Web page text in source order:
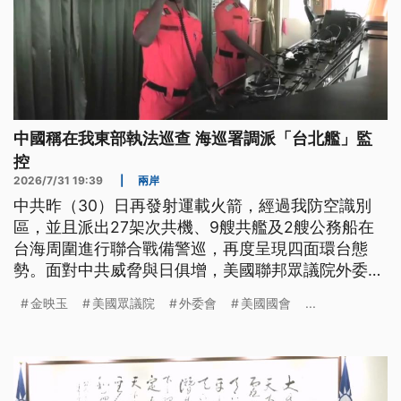
中國稱在我東部執法巡查 海巡署調派「台北艦」監
控
2026/7/31 19:39 兩岸
中共昨（30）日再發射運載火箭，經過我防空識別
區，並且派出27架次共機、9艘共艦及2艘公務船在
台海周圍進行聯合戰備警巡，再度呈現四面環台態
勢。面對中共威脅與日俱增，美國聯邦眾議院外委會
載具條例》。至於中國海警今（31）日聲稱，在台灣
認知作戰，已調派「台北艦」全程監控。
金映玉 美國眾議院 外委會 美國國會 ...